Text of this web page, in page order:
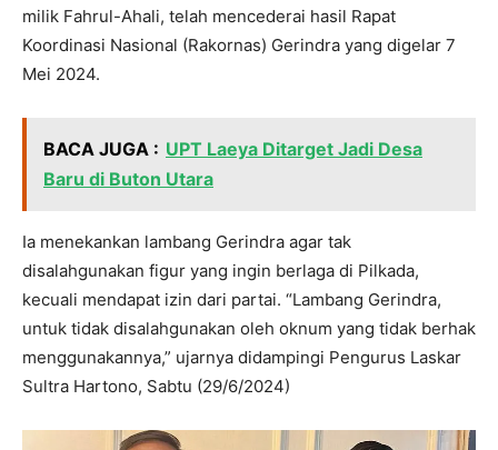
milik Fahrul-Ahali, telah mencederai hasil Rapat
Koordinasi Nasional (Rakornas) Gerindra yang digelar 7
Mei 2024.
BACA JUGA : UPT Laeya Ditarget Jadi Desa
Baru di Buton Utara
Ia menekankan lambang Gerindra agar tak
disalahgunakan figur yang ingin berlaga di Pilkada,
kecuali mendapat izin dari partai. “Lambang Gerindra,
untuk tidak disalahgunakan oleh oknum yang tidak berhak
menggunakannya,” ujarnya didampingi Pengurus Laskar
Sultra Hartono, Sabtu (29/6/2024)